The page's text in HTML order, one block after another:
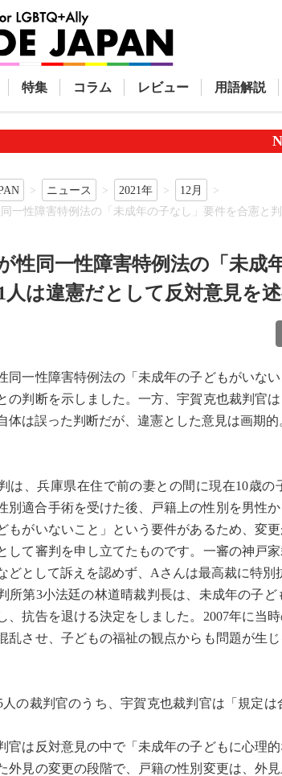
特集 コラム レビュー 用語解説
ニュース 2021年
12月
一性障害特例法の「未成年の子なし」要件を合憲と
性同一性障害特例法の「未成
人は違憲だとして反対意見を
一性障害特例法の「未成年の子どもがいな
の判断を示しました。一方、宇賀克也裁判官
体は誤った判断だが、違憲とした意見は画期
は、兵庫県在住で前の妻との間に現在10歳の
別適合手術を受けた後、戸籍上の性別を男性
もがいないこと」という要件があるため、変
して審判を申し立てたものです。一審の神戸
どとして訴えを認めず、Aさんは最高裁に特別
所第3小法廷の林道晴裁判長は、未成年の子
、抗告を退ける決定をしました。2007年に当
乱させ、子どもの福祉の観点からも問題が生
の裁判官のうち、宇賀克也裁判官は「規定
官は反対意見の中で「未成年の子どもに心理
外見の変更の段階で、戸籍の性別変更は、外